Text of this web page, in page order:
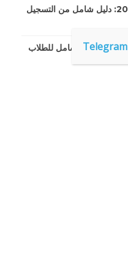
متطلبات الدراسة في إسبانيا 2025: دليل شامل من التسجيل
متطلبات الدراسة في الصين لعام 2025: دليل شامل للطلابTelegram